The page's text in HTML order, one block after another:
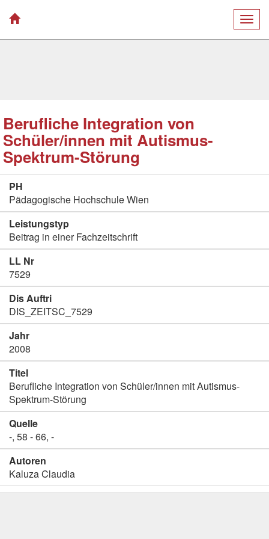
Berufliche Integration von
Schüler/innen mit Autismus-
Spektrum-Störung
PH
Pädagogische Hochschule Wien
Leistungstyp
Beitrag in einer Fachzeitschrift
LL Nr
7529
Dis Auftri
DIS_ZEITSC_7529
Jahr
2008
Titel
Berufliche Integration von Schüler/innen mit Autismus-
Spektrum-Störung
Quelle
-, 58 - 66, -
Autoren
Kaluza Claudia